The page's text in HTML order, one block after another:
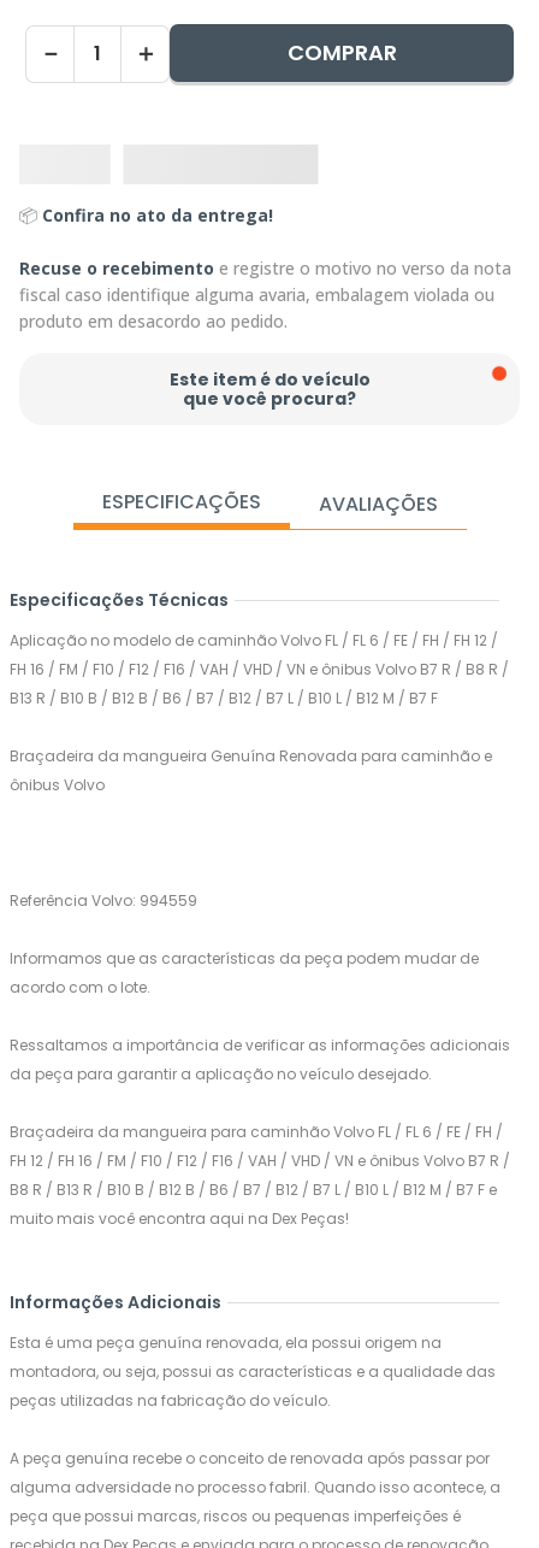
＋
－ COMPRAR
📦 Confira no ato da entrega!
Recuse o recebimento e registre o motivo no verso da nota
fiscal caso identifique alguma avaria, embalagem violada ou
produto em desacordo ao pedido.
Este item é do veículo
que você procura?
ESPECIFICAÇÕES AVALIAÇÕES
Especificações Técnicas
Aplicação no modelo de caminhão Volvo FL / FL 6 / FE / FH / FH 12 /
FH 16 / FM / F10 / F12 / F16 / VAH / VHD / VN e ônibus Volvo B7 R / B8 R /
B13 R / B10 B / B12 B / B6 / B7 / B12 / B7 L / B10 L / B12 M / B7 F
Braçadeira da mangueira Genuína Renovada para caminhão e
ônibus Volvo
Referência Volvo: 994559
Informamos que as características da peça podem mudar de
acordo com o lote.
Ressaltamos a importância de verificar as informações adicionais
da peça para garantir a aplicação no veículo desejado.
Braçadeira da mangueira para caminhão Volvo FL / FL 6 / FE / FH /
FH 12 / FH 16 / FM / F10 / F12 / F16 / VAH / VHD / VN e ônibus Volvo B7 R /
B8 R / B13 R / B10 B / B12 B / B6 / B7 / B12 / B7 L / B10 L / B12 M / B7 F e
muito mais você encontra aqui na Dex Peças!
Informações Adicionais
Esta é uma peça genuína renovada, ela possui origem na
montadora, ou seja, possui as características e a qualidade das
peças utilizadas na fabricação do veículo.
A peça genuína recebe o conceito de renovada após passar por
alguma adversidade no processo fabril. Quando isso acontece, a
peça que possui marcas, riscos ou pequenas imperfeições é